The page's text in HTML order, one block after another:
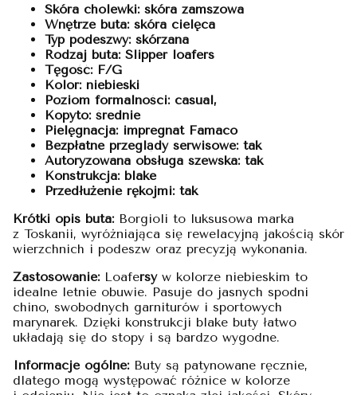
Skóra cholewki: skóra zamszowa
Wnętrze buta: skóra cielęca
Typ podeszwy: skórzana
Rodzaj buta: Slipper loafers
Tęgość: F/G
Kolor: niebieski
Poziom formalności: casual,
Kopyto: średnie
Pielęgnacja: impregnat Famaco
Bezpłatne przeglądy serwisowe: tak
Autoryzowana obsługa szewska: tak
Konstrukcja: blake
Przedłużenie rękojmi: tak
Krótki opis buta:Borgioli to luksusowa marka
z Toskanii, wyróżniająca się rewelacyjną jakością skór
wierzchnich i podeszw oraz precyzją wykonania.
Zastosowanie:Loafersy w kolorze niebieskim to
idealne letnie obuwie. Pasuje do jasnych spodni
chino, swobodnych garniturów i sportowych
marynarek. Dzięki konstrukcji blake buty łatwo
układają się do stopy i są bardzo wygodne.
Informacje ogólne:Buty są patynowane ręcznie,
dlatego mogą występować różnice w kolorze